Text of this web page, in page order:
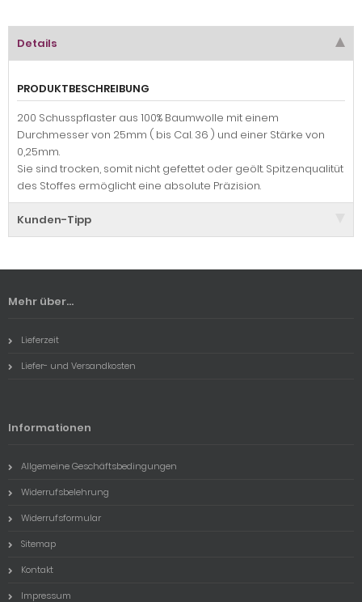
Details
PRODUKTBESCHREIBUNG
200 Schusspflaster aus 100% Baumwolle mit einem
Durchmesser von 25mm ( bis Cal. 36 ) und einer Stärke von
0,25mm.
Sie sind trocken, somit nicht gefettet oder geölt. Spitzenqualitüt
des Stoffes ermöglicht eine absolute Präzision.
Kunden-Tipp
Mehr über...
Lieferzeit
Liefer- und Versandkosten
Informationen
Allgemeine Geschäftsbedingungen
Widerrufsbelehrung
Widerrufsformular
Sitemap
Kontakt
Impressum